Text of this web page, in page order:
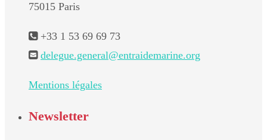
75015 Paris
+33 1 53 69 69 73
delegue.general@entraidemarine.org
Mentions légales
Newsletter